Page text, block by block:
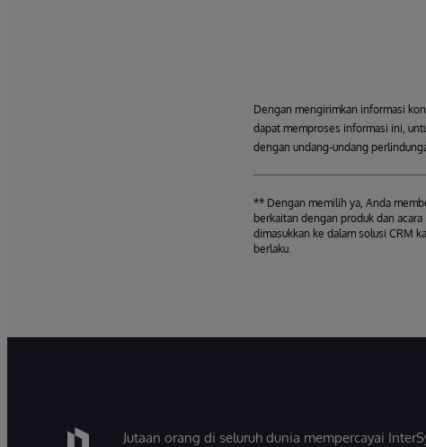
Dengan mengirimkan informasi
dapat memproses informasi ini,
dengan undang-undang
** Dengan memilih ya, Anda
berkaitan dengan produk dan
dimasukkan ke dalam solusi CRM
berlaku.
Jutaan orang di seluruh dunia mempercayai